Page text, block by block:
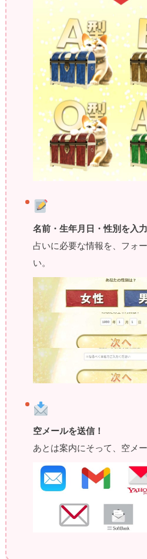
名前・生年月日・性別を入力
占いに必要な情報を、フォ
い。
空メールを送信！
あとは案内にそって、空メ